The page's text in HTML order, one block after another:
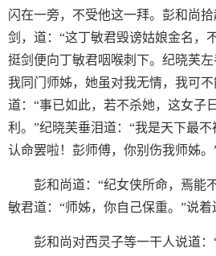
闪在一旁，不受他这一拜。彭和尚
剑，道：“这丁敏君毁谤姑娘金名，
挺剑便向丁敏君咽喉刺下。纪晓芙
我同门师姊，她虽对我无情，我可
道：“事已如此，若不杀她，这女子
利。”纪晓芙垂泪道：“我是天下最
认命罢啦！彭师傅，你别伤我师姊。
彭和尚道：“纪女侠所命，焉能
敏君道：“师姊，你自己保重。”说着
彭和尚对西灵子等一干人说道